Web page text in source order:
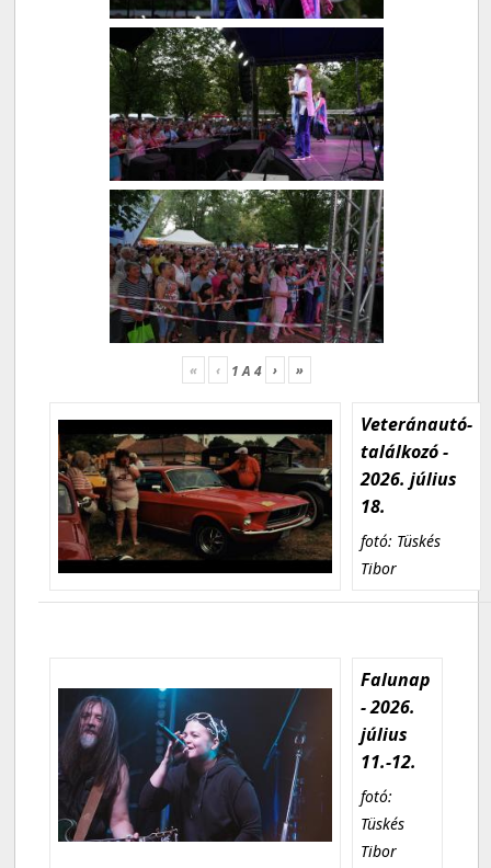
« ‹ 1A 4 › »
Veteránautó-
találkozó -
2026. július
18.
fotó: Tüskés
Tibor
Falunap
- 2026.
július
11.-12.
fotó:
Tüskés
Tibor